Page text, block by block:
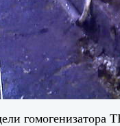
гомогенизатора